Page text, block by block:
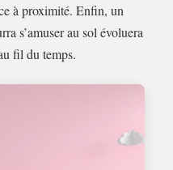
à proximité. Enfin, un
s’amuser au sol évoluera
fil du temps.